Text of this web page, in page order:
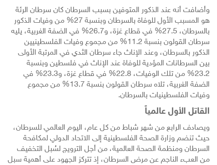
وأضافت أنه عند الذكور المتوفين بسبب السرطان كان سرطان الرئة
هو المسبب الأول للوفاة بالسرطان وبنسبة 27% من وفيات الذكور
بالسرطان، 27.5% في قطاع غزة، و26.7% في الضفة الغربية، يليه
سرطان القولون بنسبة 11.2% من مجموع وفيات الفلسطينيين
الذكور بالسرطان، وعند الإناث جاء سرطان الثدي في المرتبة الأولى
بين السرطانات المؤدية للوفاة عند الإناث في فلسطين وبنسبة
23.2% من تلك الوفيات، 22.8% في قطاع غزة، و23.3% في
الضفة الغربية، تلاه سرطان القولون بنسبة 13.7% من مجموع
وفيات الفلسطينيات بالسرطان.
القاتل الأول عالمياً
ويصادف الرابع من شهر شباط من كل عام، اليوم العالمي للسرطان،
حيث تنضم وزارة الصحة الفلسطينية إلى الاتحاد الدولي لمكافحة
السرطان ومنظمة الصحة العالمية، من أجل الترويج لسُبل التخفيف
من العبء الناجم عن مرض السرطان، إذ تتركز الجهود على أهمية سبل